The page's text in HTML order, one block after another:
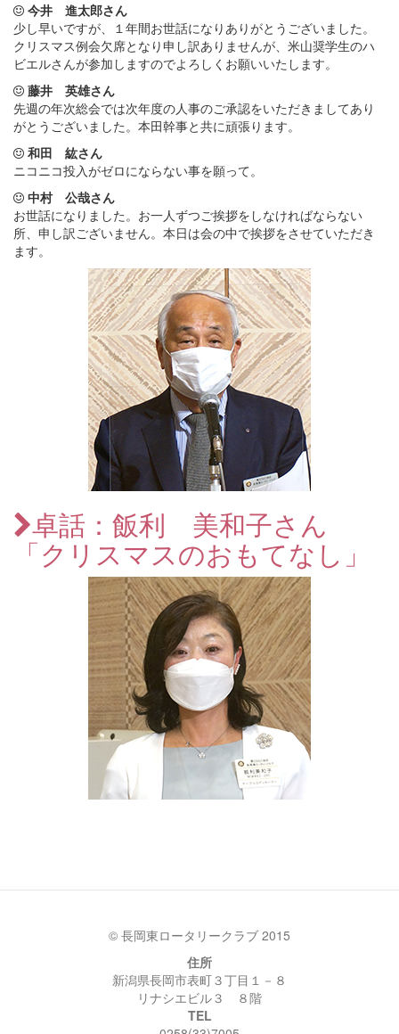
今井 進太郎さん
少し早いですが、１年間お世話になりありがとうございました。
クリスマス例会欠席となり申し訳ありませんが、米山奨学生のハ
ビエルさんが参加しますのでよろしくお願いいたします。
藤井 英雄さん
先週の年次総会では次年度の人事のご承認をいただきましてあり
がとうございました。本田幹事と共に頑張ります。
和田 紘さん
ニコニコ投入がゼロにならない事を願って。
中村 公哉さん
お世話になりました。お一人ずつご挨拶をしなければならない
所、申し訳ございません。本日は会の中で挨拶をさせていただき
ます。
卓話：飯利 美和子さん
「クリスマスのおもてなし」
© 長岡東ロータリークラブ 2015
住所
新潟県長岡市表町３丁目１－８
リナシエビル３ ８階
TEL